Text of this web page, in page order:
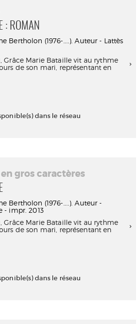
: ROMAN
Bertholon (1976-....). Auteur - Lattès
Grâce Marie Bataille vit au rythme
de son mari, représentant en
dans le réseau
gros caractères
Bertholon (1976-....). Auteur -
- impr. 2013
Grâce Marie Bataille vit au rythme
de son mari, représentant en
dans le réseau